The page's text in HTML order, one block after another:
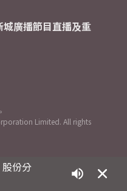
份分
廣播節目直播及重
Limited. All rights